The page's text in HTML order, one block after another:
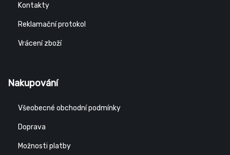
Kontakty
Reklamační protokol
Vrácení zboží
Nakupování
Všeobecné obchodní podmínky
Doprava
Možnosti platby